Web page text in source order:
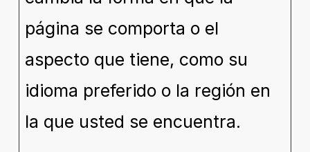
página se comporta o el
aspecto que tiene, como su
idioma preferido o la región en
la que usted se encuentra.